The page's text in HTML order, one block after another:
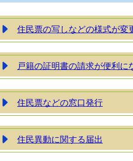
住民票の写しなどの様式が変
戸籍の証明書の請求が便利に
住民票などの窓口発行
住民異動に関する届出